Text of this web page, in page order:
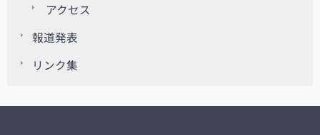
アクセス
報道発表
リンク集